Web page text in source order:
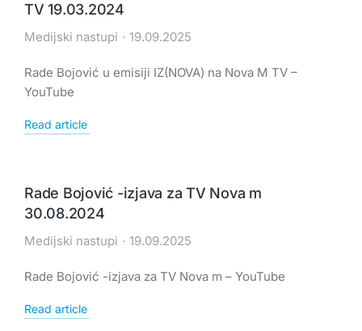
TV 19.03.2024
Medijski nastupi 19.09.2025
Rade Bojović u emisiji IZ(NOVA) na Nova M TV –
YouTube
Read article
Rade Bojović -izjava za TV Nova m
30.08.2024
Medijski nastupi 19.09.2025
Rade Bojović -izjava za TV Nova m – YouTube
Read article